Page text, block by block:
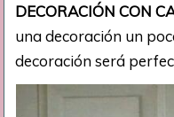
DECORACIÓN CON
una decoración un
decoración será